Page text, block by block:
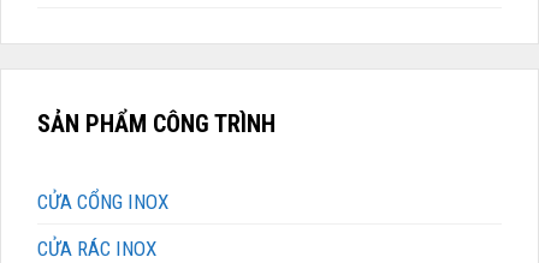
SẢN PHẨM CÔNG TRÌNH
CỬA CỔNG INOX
CỬA RÁC INOX